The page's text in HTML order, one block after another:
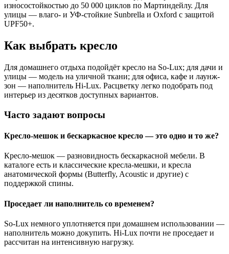
износостойкостью до 50 000 циклов по Мартиндейлу. Для
улицы — влаго- и УФ-стойкие Sunbrella и Oxford с защитой
UPF50+.
Как выбрать кресло
Для домашнего отдыха подойдёт кресло на So-Lux; для дачи и
улицы — модель на уличной ткани; для офиса, кафе и лаунж-
зон — наполнитель Hi-Lux. Расцветку легко подобрать под
интерьер из десятков доступных вариантов.
Часто задают вопросы
Кресло-мешок и бескаркасное кресло — это одно и то же?
Кресло-мешок — разновидность бескаркасной мебели. В
каталоге есть и классические кресла-мешки, и кресла
анатомической формы (Butterfly, Acoustic и другие) с
поддержкой спины.
Проседает ли наполнитель со временем?
So-Lux немного уплотняется при домашнем использовании —
наполнитель можно докупить. Hi-Lux почти не проседает и
рассчитан на интенсивную нагрузку.